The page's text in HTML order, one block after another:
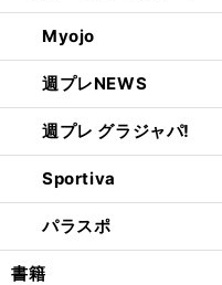
Myojo
週プレNEWS
週プレ グラジャパ!
Sportiva
パラスポ
書籍